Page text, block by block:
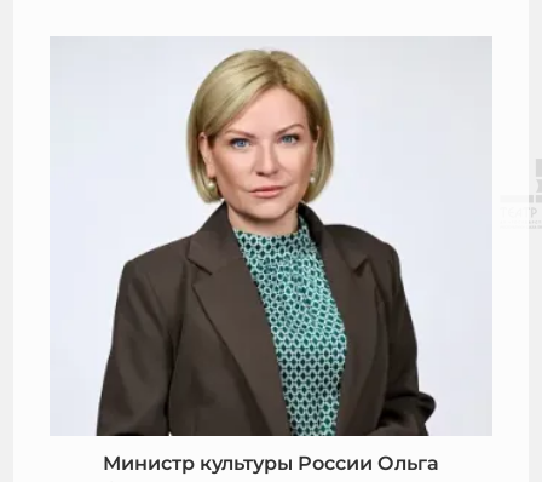
Министр культуры России Ольга